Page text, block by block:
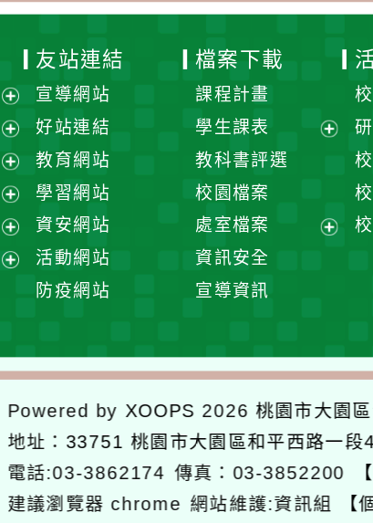
展
開
選
單
展
開
選
單
展
選
單
展
選
展
單
友站連結
宣導網站
好站連結
教育網站
學習網站
資安網站
活動網站
防疫網站
檔案下載
課程計畫
學生課表
單
教科書評選
校園檔案
處室檔案
資訊安全
宣導資訊
Powered by XOOPS 2026桃園市大園
地址： 33751 桃園市大園區和平西路一段
電話:03-3862174 傳真：03-3852200
建議瀏覽器 chrome 網站維護:資訊組 【